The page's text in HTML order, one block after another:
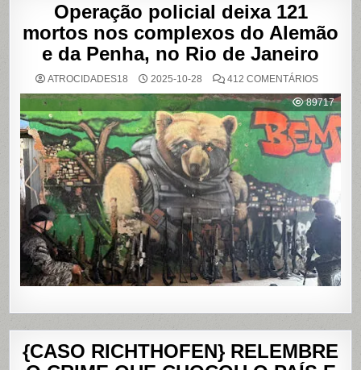
Operação policial deixa 121
mortos nos complexos do Alemão
e da Penha, no Rio de Janeiro
ATROCIDADES18 2025-10-28 412 COMENTÁRIOSEM
POLICIAL
DEIXA
121
MORTOS
NOS
DO
ALEMÃO
PENHA,
NO
RIO
89717
{CASO RICHTHOFEN} RELEMBRE